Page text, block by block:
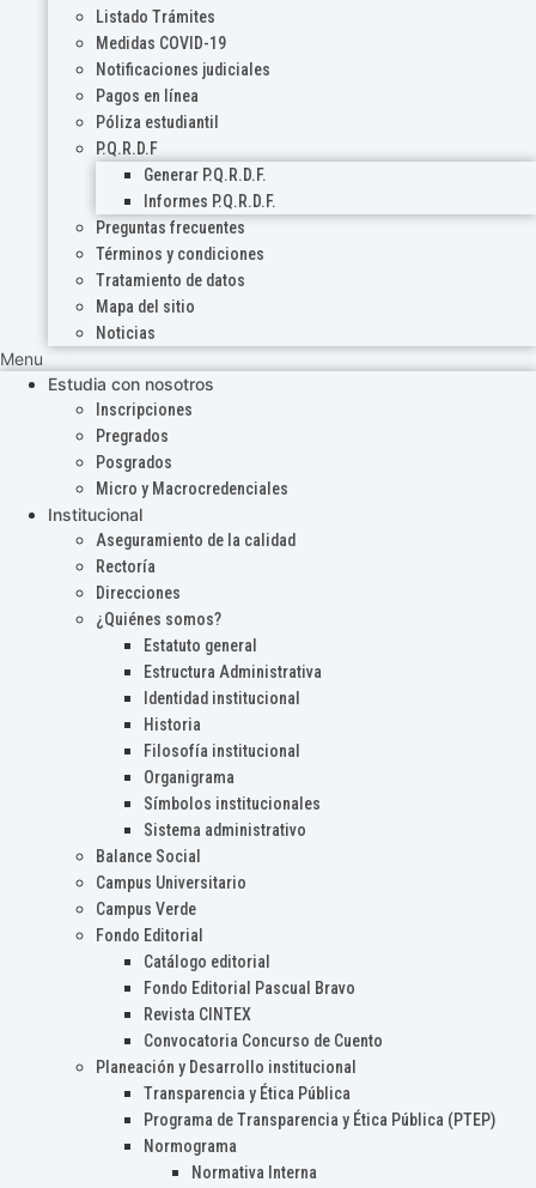
Listado Trámites
Medidas COVID-19
Notificaciones judiciales
Pagos en línea
Póliza estudiantil
P.Q.R.D.F
Generar P.Q.R.D.F.
Informes P.Q.R.D.F.
Preguntas frecuentes
Términos y condiciones
Tratamiento de datos
Mapa del sitio
Noticias
Menu
Estudia con nosotros
Inscripciones
Pregrados
Posgrados
Micro y Macrocredenciales
Institucional
Aseguramiento de la calidad
Rectoría
Direcciones
¿Quiénes somos?
Estatuto general
Estructura Administrativa
Identidad institucional
Historia
Filosofía institucional
Organigrama
Símbolos institucionales
Sistema administrativo
Balance Social
Campus Universitario
Campus Verde
Fondo Editorial
Catálogo editorial
Fondo Editorial Pascual Bravo
Revista CINTEX
Convocatoria Concurso de Cuento
Planeación y Desarrollo institucional
Transparencia y Ética Pública
Programa de Transparencia y Ética Pública (PTEP)
Normograma
Normativa Interna